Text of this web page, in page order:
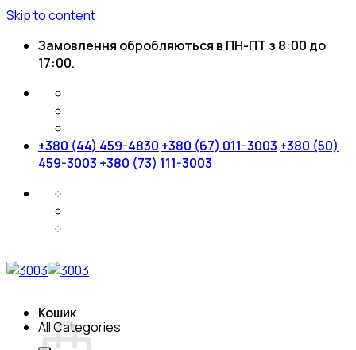
Skip to content
Замовлення обробляються в ПН-ПТ з 8:00 до
17:00.
+380 (44) 459-4830 +380 (67) 011-3003 +380 (50)
459-3003 +380 (73) 111-3003
Кошик
All Categories